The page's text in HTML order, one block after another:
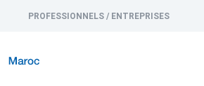
PROFESSIONNELS / ENTREPRISES